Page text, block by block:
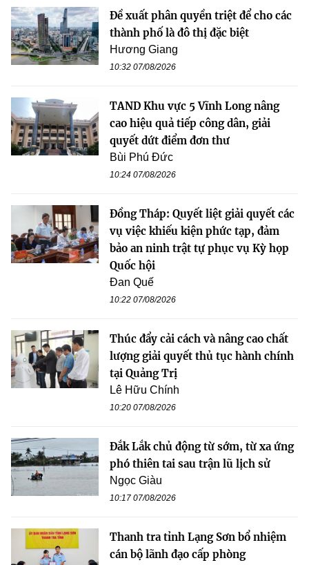
Đề xuất phân quyền triệt để cho các
thành phố là đô thị đặc biệt
Hương Giang
10:32 07/08/2026
TAND Khu vực 5 Vĩnh Long nâng
cao hiệu quả tiếp công dân, giải
quyết dứt điểm đơn thư
Bùi Phú Đức
10:24 07/08/2026
Đồng Tháp: Quyết liệt giải quyết các
vụ việc khiếu kiện phức tạp, đảm
bảo an ninh trật tự phục vụ Kỳ họp
Quốc hội
Đan Quế
10:22 07/08/2026
Thúc đẩy cải cách và nâng cao chất
lượng giải quyết thủ tục hành chính
tại Quảng Trị
Lê Hữu Chính
10:20 07/08/2026
Đắk Lắk chủ động từ sớm, từ xa ứng
phó thiên tai sau trận lũ lịch sử
Ngọc Giàu
10:17 07/08/2026
Thanh tra tỉnh Lạng Sơn bổ nhiệm
cán bộ lãnh đạo cấp phòng